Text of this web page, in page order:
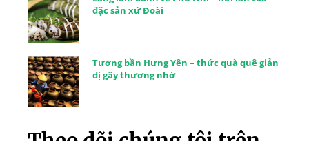
đặc sản xứ Đoài
Tương bần Hưng Yên – thức quà quê giản
dị gây thương nhớ